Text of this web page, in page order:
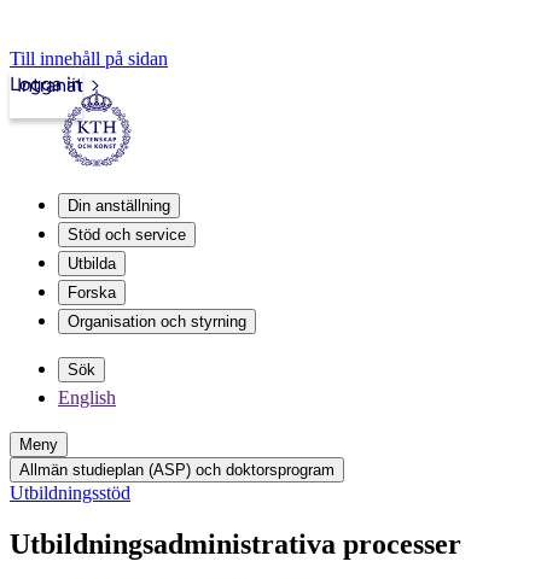
Till innehåll på sidan
Intranät
Logga in
Din anställning
Stöd och service
Utbilda
Forska
Organisation och styrning
Sök
English
Meny
Allmän studieplan (ASP) och doktorsprogram
Utbildningsstöd
Utbildningsadministrativa processer